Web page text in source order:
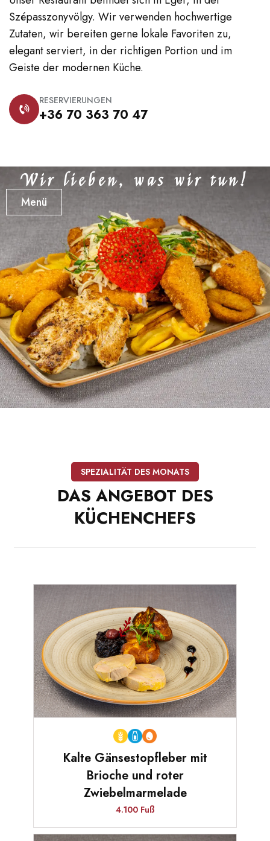
Szépasszonyvölgy. Wir verwenden hochwertige
Zutaten, wir bereiten gerne lokale Favoriten zu,
elegant serviert, in der richtigen Portion und im
Geiste der modernen Küche.
RESERVIERUNGEN
+36 70 363 70 47
Wir lieben, was wir tun!
Menü
SPEZIALITÄT DES MONATS
DAS ANGEBOT DES
KÜCHENCHEFS
Kalte Gänsestopfleber mit
Brioche und roter
Zwiebelmarmelade
4.100 Fuß